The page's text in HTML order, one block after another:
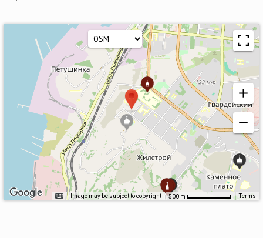
Image may be subject to copyright 500 m Terms